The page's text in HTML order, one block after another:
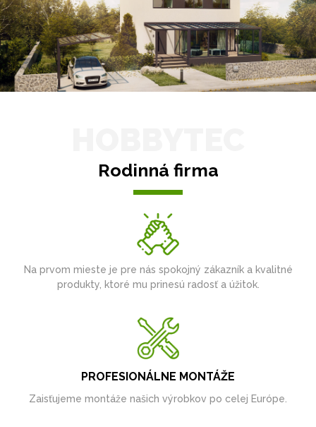
Rodinná firma
Na prvom mieste je pre nás spokojný zákazník a kvalitné
produkty, ktoré mu prinesú radosť a úžitok.
PROFESIONÁLNE MONTÁŽE
Zaisťujeme montáže našich výrobkov po celej Európe.